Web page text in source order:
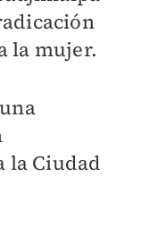
la mujer.
la Ciudad